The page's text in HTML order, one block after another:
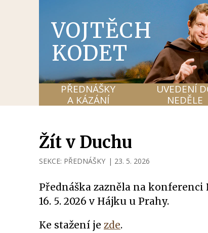
VOJTĚCH
KODET
PŘEDNÁŠKY
A KÁZÁNÍ
UVEDENÍ
NEDĚLE
Žít v Duchu
SEKCE: PŘEDNÁŠKY | 23. 5. 2026
Přednáška zazněla na konferenci
16. 5. 2026 v Hájku u Prahy.
Ke stažení je zde.